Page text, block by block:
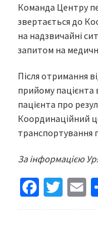
Команда Центру
звертається до
на надзвичайні
запитом на
Після отримання
прийому пацієнта
пацієнта про
Координаційний
транспортування
За інформацією
Fa
ce
T
wi
E